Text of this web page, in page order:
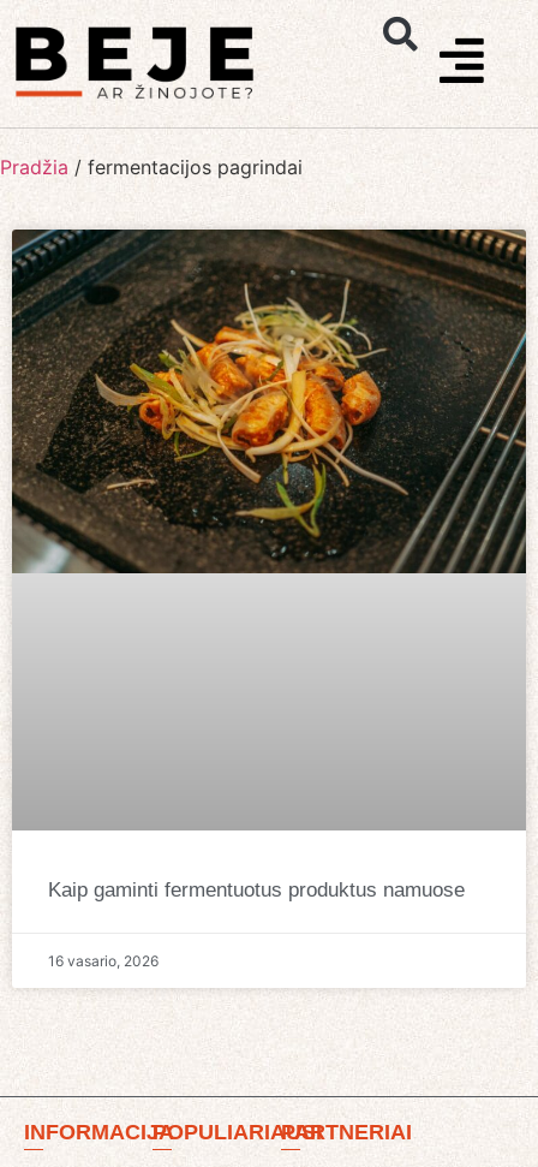
Pradžia / fermentacijos pagrindai
Kaip gaminti fermentuotus produktus namuose
16 vasario, 2026
INFORMACIJAPOPULIARIAUSIPARTNERIAI